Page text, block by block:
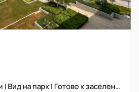
Mulberry 2 спальни | Вид на парк | Готово к заселению